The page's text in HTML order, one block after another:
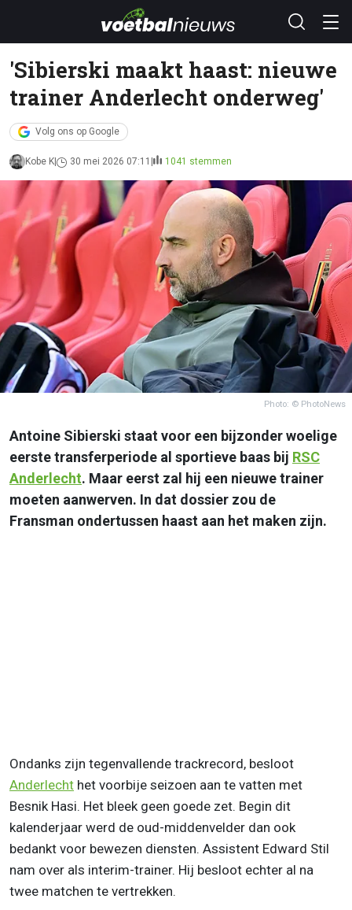
'Sibierski maakt haast: nieuwe
trainer Anderlecht onderweg'
Volg ons op Google
Kobe K 30 mei 2026 07:11 1041 stemmen
Photo: © PhotoNews
Antoine Sibierski staat voor een bijzonder woelige
eerste transferperiode al sportieve baas bij RSC
Anderlecht. Maar eerst zal hij een nieuwe trainer
moeten aanwerven. In dat dossier zou de
Fransman ondertussen haast aan het maken zijn.
Ondanks zijn tegenvallende trackrecord, besloot
Anderlecht het voorbije seizoen aan te vatten met
Besnik Hasi. Het bleek geen goede zet. Begin dit
kalenderjaar werd de oud-middenvelder dan ook
bedankt voor bewezen diensten. Assistent Edward Stil
nam over als interim-trainer. Hij besloot echter al na
twee matchen te vertrekken.